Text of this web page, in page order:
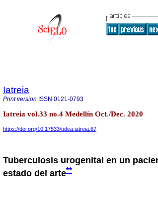
Iatreia
Print version ISSN 0121-0793
Iatreia vol.33 no.4 Medellín Oct./Dec. 2020
https://doi.org/10.17533/udea.iatreia.67
Tuberculosis urogenital en un
estado del arte**